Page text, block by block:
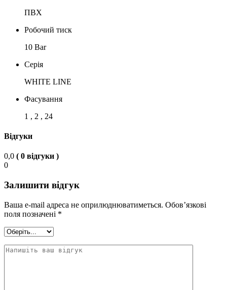
ПВХ
Робочий тиск
10 Bar
Серія
WHITE LINE
Фасування
1 , 2 , 24
Відгуки
0,0 ( 0 відгуки )
0
Залишити відгук
Ваша e-mail адреса не оприлюднюватиметься. Обов’язкові
поля позначені *